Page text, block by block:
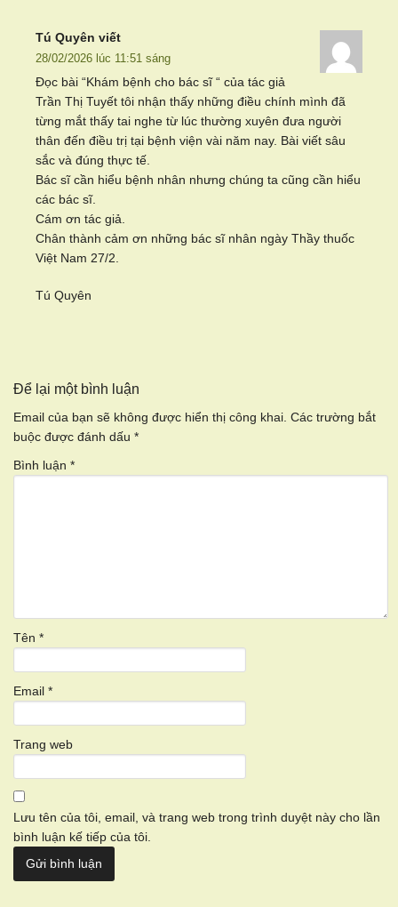
Tú Quyên viết
28/02/2026 lúc 11:51 sáng
Đọc bài “Khám bệnh cho bác sĩ “ của tác giả
Trần Thị Tuyết tôi nhận thấy những điều chính mình đã
từng mắt thấy tai nghe từ lúc thường xuyên đưa người
thân đến điều trị tại bệnh viện vài năm nay. Bài viết sâu
sắc và đúng thực tế.
Bác sĩ cần hiểu bệnh nhân nhưng chúng ta cũng cần hiểu
các bác sĩ.
Cám ơn tác giả.
Chân thành cảm ơn những bác sĩ nhân ngày Thầy thuốc
Việt Nam 27/2.
Tú Quyên
Để lại một bình luận
Email của bạn sẽ không được hiển thị công khai. Các trường bắt
buộc được đánh dấu *
Bình luận *
Tên *
Email *
Trang web
Lưu tên của tôi, email, và trang web trong trình duyệt này cho lần
bình luận kế tiếp của tôi.